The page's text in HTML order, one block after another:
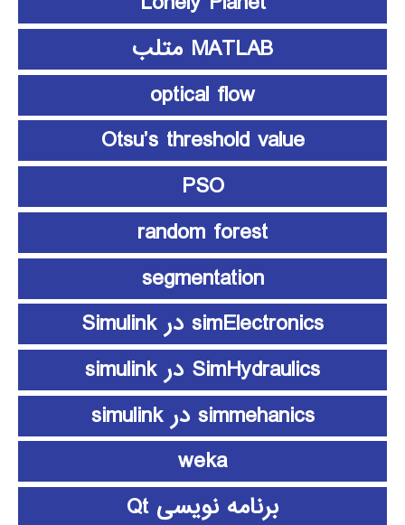
MATLAB متلب
optical flow
Otsu’s threshold value
PSO
random forest
segmentation
simElectronics در Simulink
SimHydraulics در simulink
simmehanics در simulink
weka
برنامه نویسی Qt